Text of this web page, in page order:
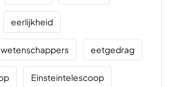
eerlijkheid
eetgedrag
Einsteintelescoop